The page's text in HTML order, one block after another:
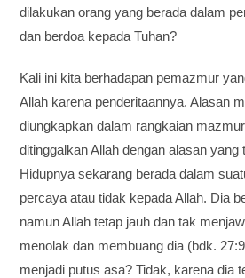
dilakukan orang yang berada dalam
dan berdoa kepada Tuhan?
Kali ini kita berhadapan pemazmur
Allah karena penderitaannya. Alasan
diungkapkan dalam rangkaian
ditinggalkan Allah dengan alasan yang
Hidupnya sekarang berada dalam
percaya atau tidak kepada Allah. Dia
namun Allah tetap jauh dan tak
menolak dan membuang dia (bdk.
menjadi putus asa? Tidak, karena dia